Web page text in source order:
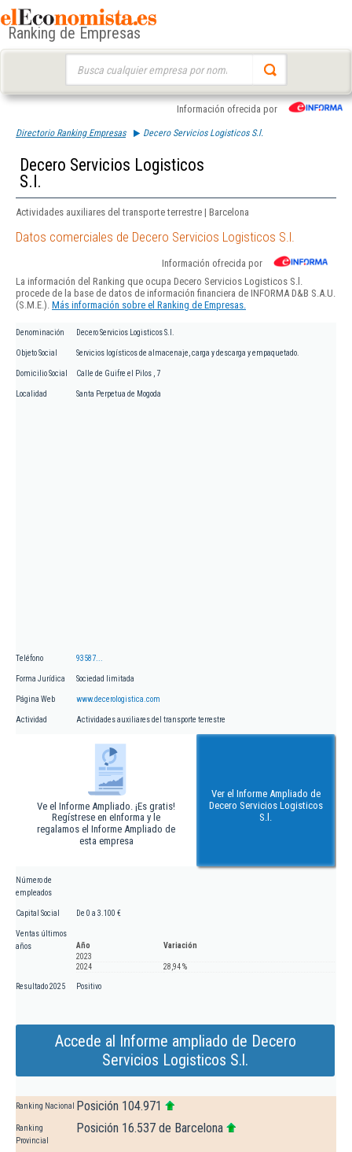
Ranking de Empresas
Información ofrecida por
Directorio Ranking Empresas Decero Servicios Logisticos S.l.
Decero Servicios Logisticos
S.l.
Actividades auxiliares del transporte terrestre | Barcelona
Datos comerciales de Decero Servicios Logisticos S.l.
Información ofrecida por
La información del Ranking que ocupa Decero Servicios Logisticos S.l.
procede de la base de datos de información financiera de INFORMA D&B S.A.U.
(S.M.E.). Más información sobre el Ranking de Empresas.
Denominación Decero Servicios Logisticos S.l.
Objeto Social Servicios logísticos de almacenaje, carga y descarga y empaquetado.
Domicilio Social Calle de Guifre el Pilos , 7
Localidad Santa Perpetua de Mogoda
Teléfono 93587...
Forma Jurídica Sociedad limitada
Página Web www.decerologistica.com
Actividad Actividades auxiliares del transporte terrestre
Ve el Informe Ampliado. ¡Es gratis!
Regístrese en eInforma y le
regalamos el Informe Ampliado de
esta empresa
Ver el Informe Ampliado de
Decero Servicios Logisticos
S.l.
Número de
empleados
Capital Social De 0 a 3.100 €
Ventas últimos
años
Año
Variación
2023
2024
28,94 %
Resultado 2025 Positivo
Accede al Informe ampliado de Decero
Servicios Logisticos S.l.
Ranking Nacional Posición 104.971
Ranking
Provincial
Posición 16.537 de Barcelona